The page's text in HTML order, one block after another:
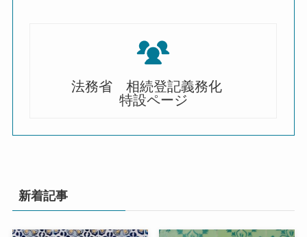
法務省 相続登記義務化
特設ページ
新着記事